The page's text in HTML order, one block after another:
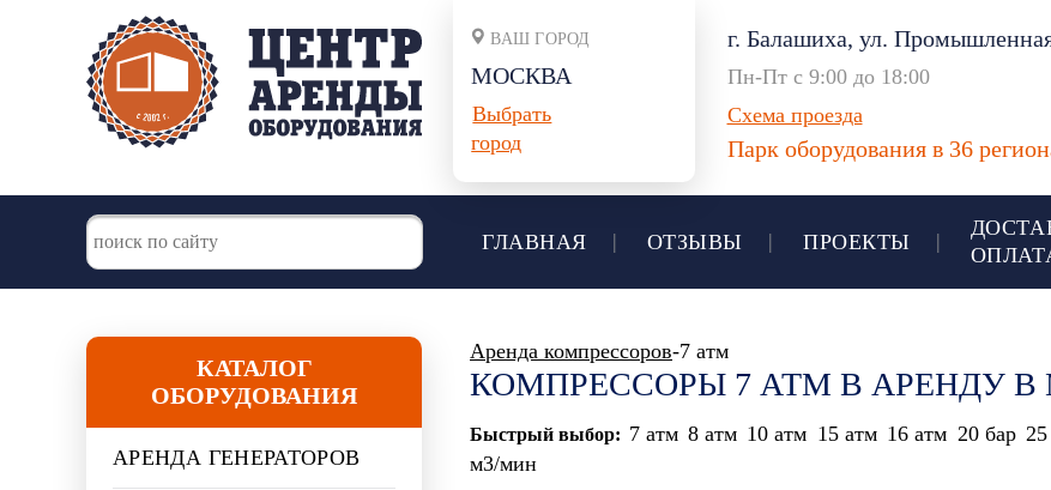
ВАШ ГОРОД
МОСКВА
Выбрать
город
г. Балашиха, ул.
Пн-Пт с 9:00 до 18:00
Схема проезда
Парк оборудования в 36
ГЛАВНАЯ ОТЗЫВЫ ПРОЕКТЫ
КАТАЛОГ
ОБОРУДОВАНИЯ
АРЕНДА ГЕНЕРАТОРОВ
Аренда компрессоров-7 атм
КОМПРЕССОРЫ 7 АТМ В АРЕНДУ В
Быстрый выбор: 7 атм 8 атм 10 атм 15 атм 16 атм 20 бар
м3/мин